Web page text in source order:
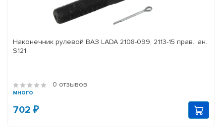
Наконечник рулевой ВАЗ LADA 2108-099, 2113-15 прав., ан.
S121
0 отзывов
много
702 ₽